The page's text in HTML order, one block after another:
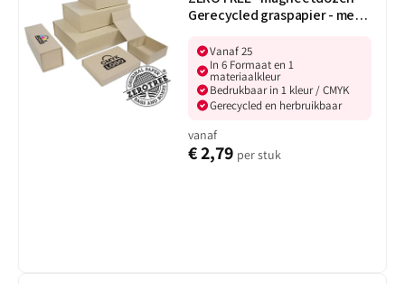
Gerecycled
graspapier
met
bedrukking
Gerecycled graspapier - met
Vanaf 25
In 6 Formaat en 1
materiaalkleur
Bedrukbaar in 1 kleur / CMYK
Gerecycled en herbruikbaar
vanaf
€ 2,79 per stuk